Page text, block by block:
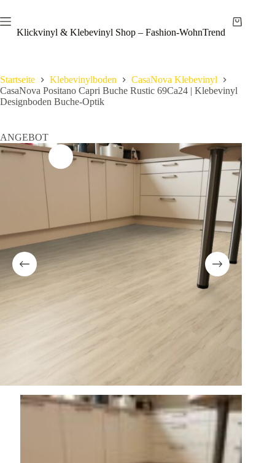
Inhalt
springenKlickvinyl & Klebevinyl Shop – Fashion-WohnTrend
Warenkorb
Startseite Klebevinylboden
CasaNova Klebevinyl
CasaNova Positano Capri Buche Rustic 69Ca24 | Klebevinyl
Designboden Buche-Optik
ANGEBOT